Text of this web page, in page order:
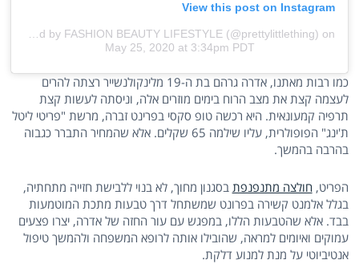
View this post on Instagram
A post shared by FASHION BEAUTY LIFESTYLE (@prettylittlething)
on
May 25, 2020 at 3:34pm PDT
כמו רבות מאתנו, אדרה גרהם בת ה-19 מלינקולנשייר רצתה להרים
לעצמה קצת את מצב הרוח בימים מוזרים אלה, וניסתה לעשות קצת
תרפיה קמעונאית. היא רכשה טופ סקסי בפרינט זברה, מרשת "פריטי ליטל
ת'ינג" הפופולרית, עליו שילמה 65 שקלים. אלא שהמחיר התברר כגבוה
בהרבה בהמשך.
הפריט, חולצה מתנפנפתבסגנון מחוך, לא בנוי ללבישת חזייה מתחתיה,
בגלל אלמנט קשירה בפרונט שמשתחל דרך טבעות מתכת המוטמעות
בבד. אלא שהטבעות הללו, במפגש עם עור החזה של אדרה, יצרו פצעים
עמוקים ואיומים למראה, שהובילו אותה לרופא המשפחה ולהמשך טיפול
אנטיביוטי על מנת למנוע דלקת.